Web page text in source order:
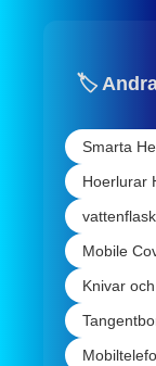
🏷️
Smarta
Hoerlurar
Mobile
Knivar